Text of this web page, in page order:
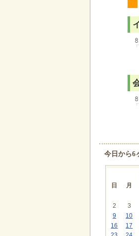
今日から6
日 月
2
3
9
10
16
17